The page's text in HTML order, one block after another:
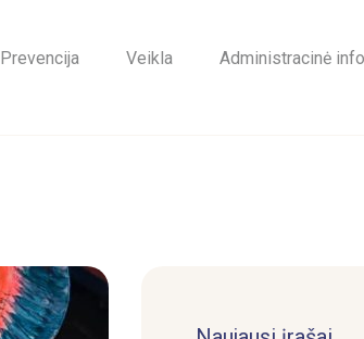
Prevencija Veikla Administracinė